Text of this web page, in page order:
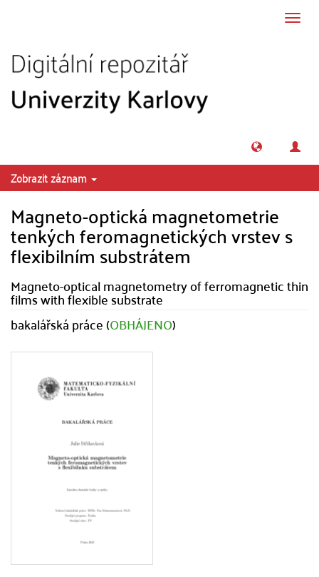
Zobrazit záznam
Magneto-optická magnetometrie
tenkých feromagnetických vrstev s
flexibilním substrátem
Magneto-optical magnetometry of ferromagnetic thin
films with flexible substrate
bakalářská práce (OBHÁJENO)